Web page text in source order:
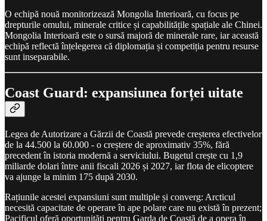
O echipă nouă monitorizează Mongolia Interioară, cu focus pe
drepturile omului, minerale critice și capabilitățile spațiale ale Chinei.
Mongolia Interioară este o sursă majoră de minerale rare, iar această
echipă reflectă înțelegerea că diplomația și competiția pentru resurse
sunt inseparabile.
Coast Guard: expansiunea forței uitate
Legea de Autorizare a Gărzii de Coastă prevede creșterea efectivelor
de la 44.500 la 60.000 - o creștere de aproximativ 35%, fără
precedent în istoria modernă a serviciului. Bugetul crește cu 1,9
miliarde dolari între anii fiscali 2026 și 2027, iar flota de elicoptere
va ajunge la minim 175 după 2030.
Rațiunile acestei expansiuni sunt multiple și converg: Arcticul
necesită capacitate de operare în ape polare care nu există în prezent;
Pacificul oferă oportunități pentru Garda de Coastă de a opera în